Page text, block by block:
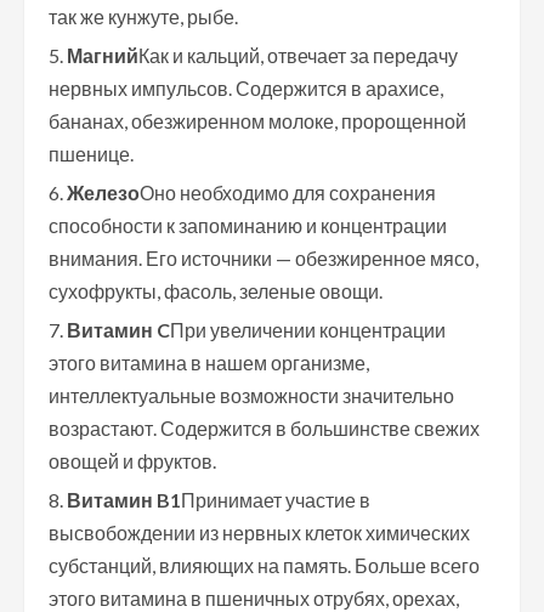
так же кунжуте, рыбе.
МагнийКак и кальций, отвечает за передачу
нервных импульсов. Содержится в арахисе,
бананах, обезжиренном молоке, пророщенной
пшенице.
ЖелезоОно необходимо для сохранения
способности к запоминанию и концентрации
внимания. Его источники — обезжиренное мясо,
сухофрукты, фасоль, зеленые овощи.
Витамин CПри увеличении концентрации
этого витамина в нашем организме,
интеллектуальные возможности значительно
возрастают. Содержится в большинстве свежих
овощей и фруктов.
Витамин B1Принимает участие в
высвобождении из нервных клеток химических
субстанций, влияющих на память. Больше всего
этого витамина в пшеничных отрубях, орехах,